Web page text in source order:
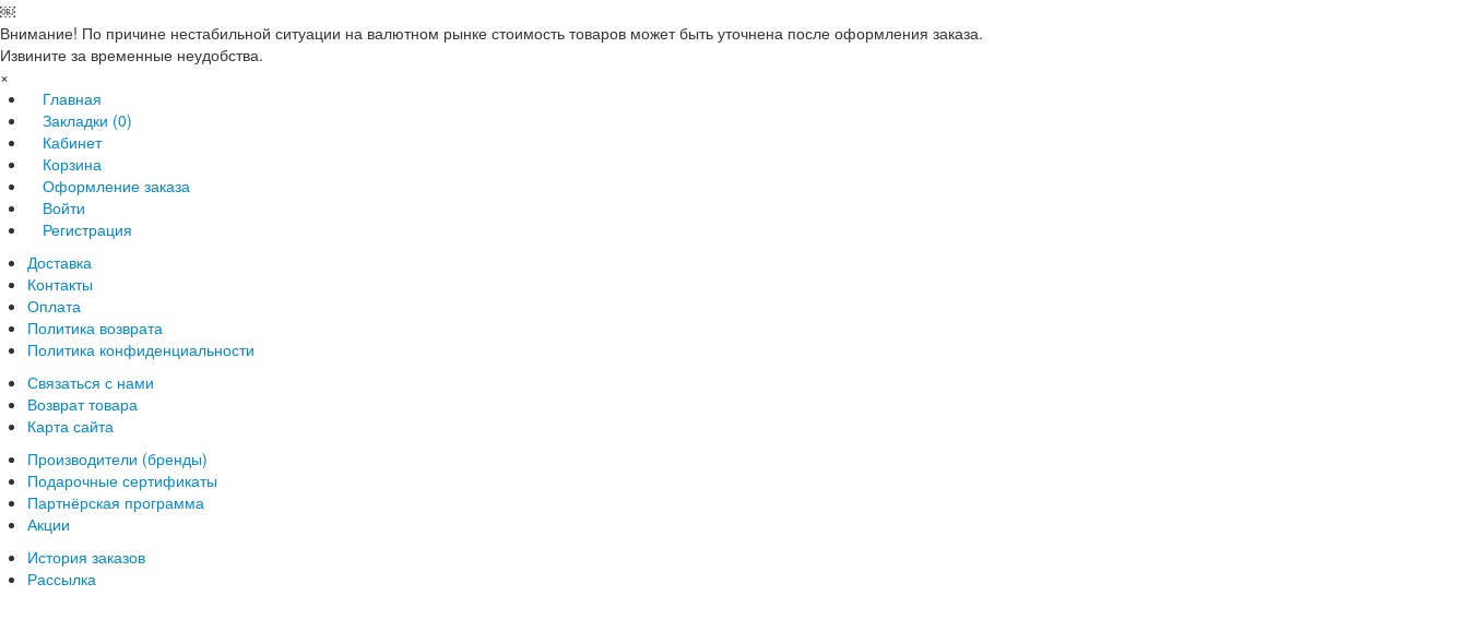
￼
Внимание! По причине нестабильной ситуации на валютном рынке стоимость товаров может быть уточнена после оформления заказа.
Извините за временные неудобства.
×
Главная
Закладки (0)
Кабинет
Корзина
Оформление заказа
Войти
Регистрация
Доставка
Контакты
Оплата
Политика возврата
Политика конфиденциальности
Связаться с нами
Возврат товара
Карта сайта
Производители (бренды)
Подарочные сертификаты
Партнёрская программа
Акции
История заказов
Рассылка